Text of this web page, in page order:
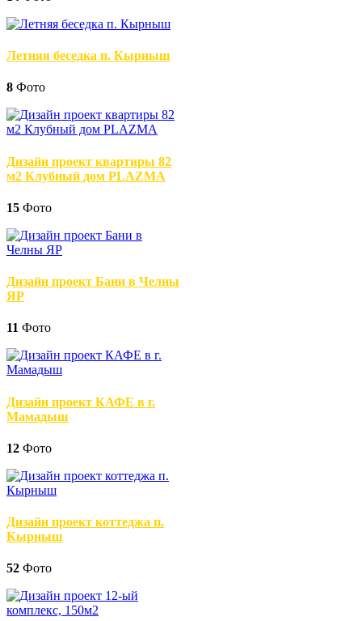
Летняя беседка п. Кырныш
8 Фото
Дизайн проект квартиры 82
м2 Клубный дом PLAZMA
15 Фото
Дизайн проект Бани в Челны
ЯР
11 Фото
Дизайн проект КАФЕ в г.
Мамадыш
12 Фото
Дизайн проект коттеджа п.
Кырныш
52 Фото